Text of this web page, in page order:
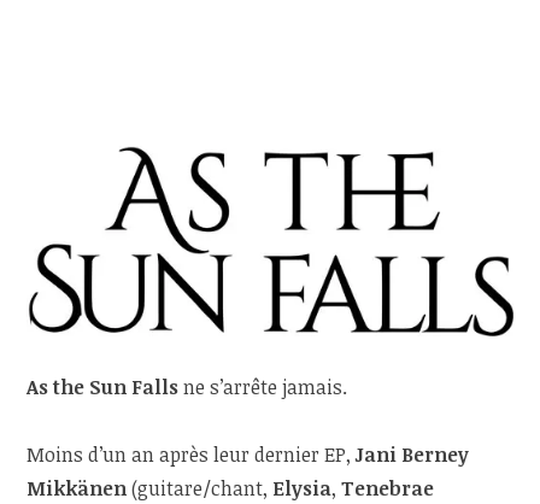
As the Sun Fallsne s’arrête jamais.
Moins d’un an après leur dernier EP,Jani Berney
Mikkänen(guitare/chant, Elysia,Tenebrae